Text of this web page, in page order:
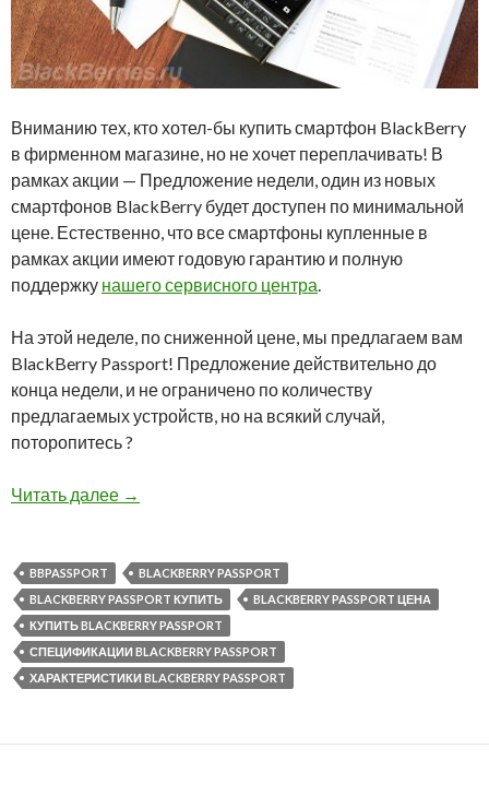
Вниманию тех, кто хотел-бы купить смартфон BlackBerry
в фирменном магазине, но не хочет переплачивать! В
рамках акции — Предложение недели, один из новых
смартфонов BlackBerry будет доступен по минимальной
цене. Естественно, что все смартфоны купленные в
рамках акции имеют годовую гарантию и полную
поддержку нашего сервисного центра.
На этой неделе, по сниженной цене, мы предлагаем вам
BlackBerry Passport! Предложение действительно до
конца недели, и не ограничено по количеству
предлагаемых устройств, но на всякий случай,
поторопитесь ?
Читать далее Предложение недели — BlackBerry Passport
→
BBPASSPORT
BLACKBERRY PASSPORT
BLACKBERRY PASSPORT КУПИТЬ
BLACKBERRY PASSPORT ЦЕНА
КУПИТЬ BLACKBERRY PASSPORT
СПЕЦИФИКАЦИИ BLACKBERRY PASSPORT
ХАРАКТЕРИСТИКИ BLACKBERRY PASSPORT